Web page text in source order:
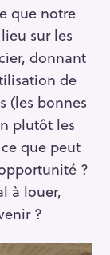
que notre
sur les
donnant
de
(les bonnes
plutôt les
que peut
?
à louer,
?